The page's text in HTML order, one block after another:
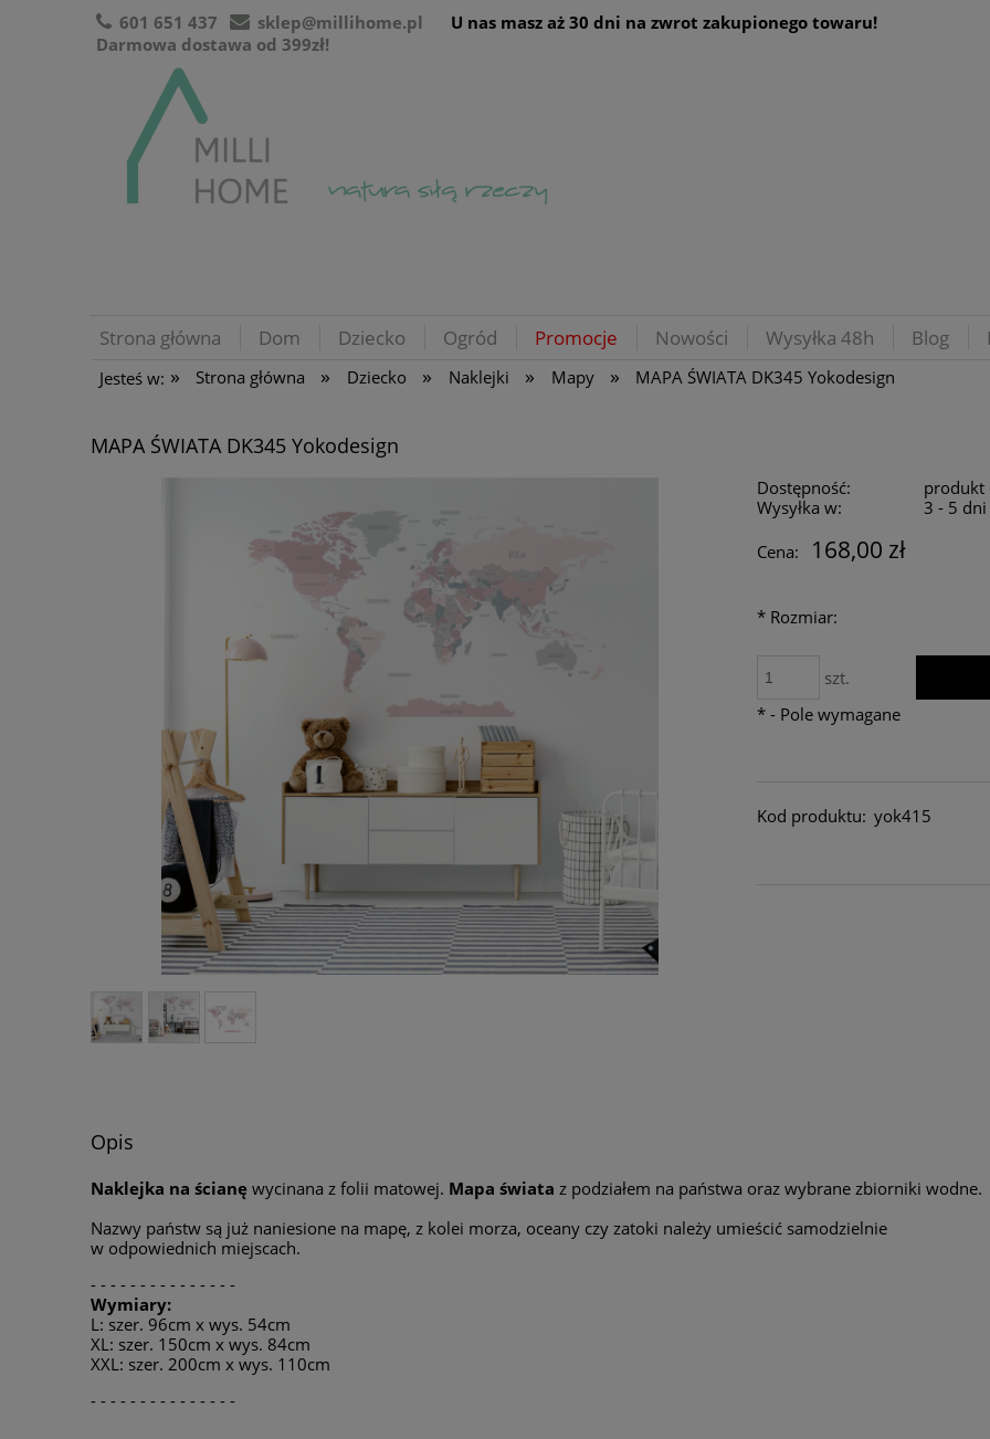
601 651 437
sklep@millihome.pl
Darmowa dostawa od 399zł!
U nas masz aż 30 dni na zwrot zakupionego towaru!
Strona główna Dom Dziecko Ogród Promocje Nowości Wysyłka 48h Blog
Jesteś w: » Strona główna » Dziecko » Naklejki » Mapy » MAPA ŚWIATA DK345 Yokodesign
MAPA ŚWIATA DK345 Yokodesign
Dostępność:
produkt
Wysyłka w:
3 - 5
Cena:
168,00 zł
*Rozmiar:
szt.
*- Pole wymagane
Kod produktu: yok415
Opis
Naklejka na ścianę wycinana z folii matowej. Mapa świata z podziałem na państwa oraz wybrane zbiorniki wodne.
Nazwy państw są już naniesione na mapę, z kolei morza, oceany czy zatoki należy umieścić samodzielnie
w odpowiednich miejscach.
- - - - - - - - - - - - - - -
Wymiary:
L: szer. 96cm x wys. 54cm
XL: szer. 150cm x wys. 84cm
XXL: szer. 200cm x wys. 110cm
- - - - - - - - - - - - - - -